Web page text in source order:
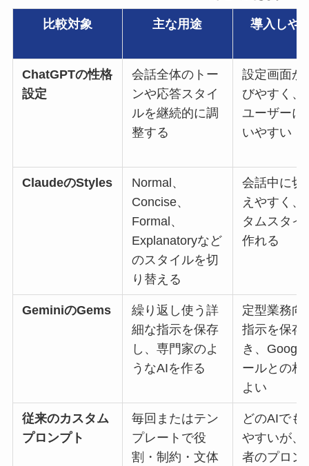
比較対象 主な用途 導入しや
ChatGPTの性格
設定
会話全体のトー
ンや応答スタイ
ルを継続的に調
整する
設定画面か
びやすく、
ユーザーに
いやすい
ClaudeのStyles
Normal、
Concise、
Formal、
Explanatoryなど
のスタイルを切
り替える
会話中に切
えやすく、
タムスタイ
作れる
GeminiのGems
繰り返し使う詳
細な指示を保存
し、専門家のよ
うなAIを作る
定型業務向
指示を保存
き、
ールとの相
よい
従来のカスタム
プロンプト
毎回またはテン
プレートで役
割・制約・文体
どのAIでも
やすいが、
者のプロン